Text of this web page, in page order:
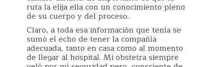
ruta la elija ella con un conocimiento pleno
de su cuerpo y del proceso.
Claro, a toda esa información que tenía se
sumó el echo de tener la compañía
adecuada, tanto en casa como al momento
de llegar al hospital. Mi obstetra siempre